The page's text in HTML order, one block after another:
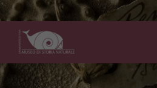
Museo
di
Storia
Naturale
dell'Università